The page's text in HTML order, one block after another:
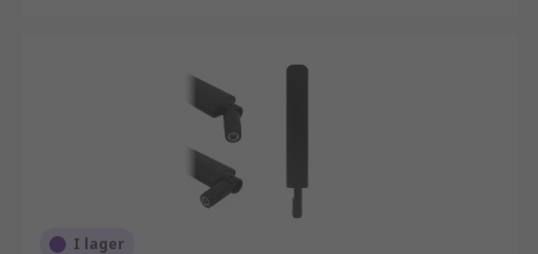
I lager